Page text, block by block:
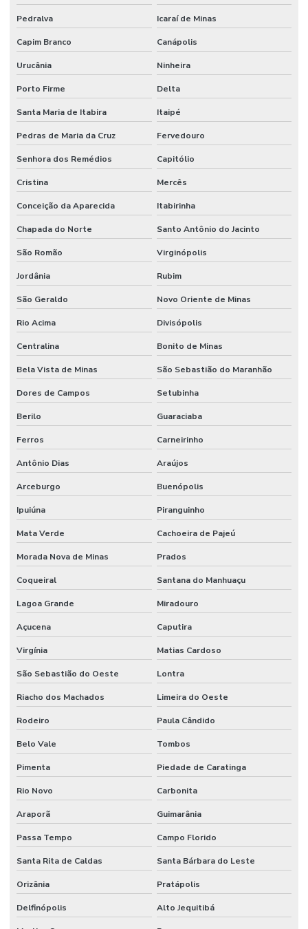
Pedralva Icaraí de Minas
Capim Branco Canápolis
Urucânia Ninheira
Porto Firme Delta
Santa Maria de Itabira Itaipé
Pedras de Maria da Cruz Fervedouro
Senhora dos Remédios Capitólio
Cristina Mercês
Conceição da Aparecida Itabirinha
Chapada do Norte Santo Antônio do Jacinto
São Romão Virginópolis
Jordânia Rubim
São Geraldo Novo Oriente de Minas
Rio Acima Divisópolis
Centralina Bonito de Minas
Bela Vista de Minas São Sebastião do Maranhão
Dores de Campos Setubinha
Berilo Guaraciaba
Ferros Carneirinho
Antônio Dias Araújos
Arceburgo Buenópolis
Ipuiúna Piranguinho
Mata Verde Cachoeira de Pajeú
Morada Nova de Minas Prados
Coqueiral Santana do Manhuaçu
Lagoa Grande Miradouro
Açucena Caputira
Virgínia Matias Cardoso
São Sebastião do Oeste Lontra
Riacho dos Machados Limeira do Oeste
Rodeiro Paula Cândido
Belo Vale Tombos
Pimenta Piedade de Caratinga
Rio Novo Carbonita
Araporã Guimarânia
Passa Tempo Campo Florido
Santa Rita de Caldas Santa Bárbara do Leste
Orizânia Pratápolis
Delfinópolis Alto Jequitibá